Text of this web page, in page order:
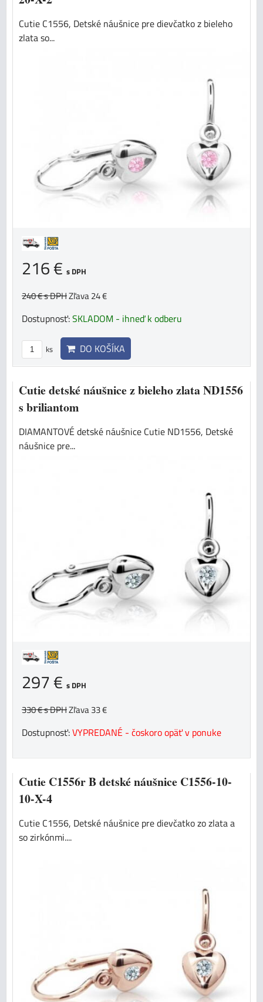
Cutie C1556, Detské náušnice pre dievčatko z bieleho
zlata so...
216 € s DPH
240 €s DPHZľava 24 €
Dostupnosť:SKLADOM - ihneď k odberu
ks DO KOŠÍKA
Cutie detské náušnice z bieleho zlata ND1556
s briliantom
DIAMANTOVÉ detské náušnice Cutie ND1556, Detské
náušnice pre...
297 € s DPH
330 €s DPHZľava 33 €
Dostupnosť:VYPREDANÉ - čoskoro opäť v ponuke
Cutie C1556r B detské náušnice C1556-10-
10-X-4
Cutie C1556, Detské náušnice pre dievčatko zo zlata a
so zirkónmi....